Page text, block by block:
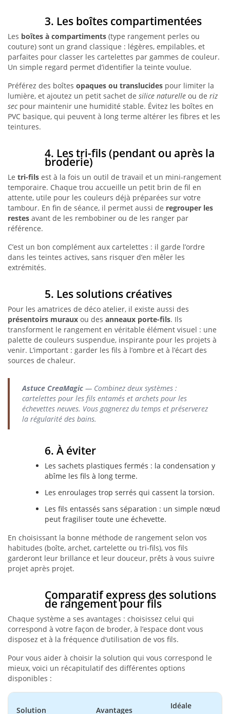
3. Les boîtes compartimentées
Les boîtes à compartiments (type rangement perles ou
couture) sont un grand classique : légères, empilables, et
parfaites pour classer les cartelettes par gammes de couleur.
Un simple regard permet d’identifier la teinte voulue.
Préférez des boîtes opaques ou translucides pour limiter la
lumière, et ajoutez un petit sachet de silice naturelle ou de riz
secpour maintenir une humidité stable. Évitez les boîtes en
PVC basique, qui peuvent à long terme altérer les fibres et les
teintures.
4. Les tri-fils (pendant ou après la
broderie)
Le tri-fils est à la fois un outil de travail et un mini-rangement
temporaire. Chaque trou accueille un petit brin de fil en
attente, utile pour les couleurs déjà préparées sur votre
tambour. En fin de séance, il permet aussi de regrouper les
restes avant de les rembobiner ou de les ranger par
référence.
C’est un bon complément aux cartelettes : il garde l’ordre
dans les teintes actives, sans risquer d’en mêler les
extrémités.
5. Les solutions créatives
Pour les amatrices de déco atelier, il existe aussi des
présentoirs muraux ou des anneaux porte-fils. Ils
transforment le rangement en véritable élément visuel : une
palette de couleurs suspendue, inspirante pour les projets à
venir. L’important : garder les fils à l’ombre et à l’écart des
sources de chaleur.
Astuce CreaMagic — Combinez deux systèmes :
cartelettes pour les fils entamés et archets pour les
échevettes neuves. Vous gagnerez du temps et préserverez
la régularité des bains.
6. À éviter
Les sachets plastiques fermés : la condensation y
abîme les fils à long terme.
Les enroulages trop serrés qui cassent la torsion.
Les fils entassés sans séparation : un simple nœud
peut fragiliser toute une échevette.
En choisissant la bonne méthode de rangement selon vos
habitudes (boîte, archet, cartelette ou tri-fils), vos fils
garderont leur brillance et leur douceur, prêts à vous suivre
projet après projet.
Comparatif express des solutions
de rangement pour fils
Chaque système a ses avantages : choisissez celui qui
correspond à votre façon de broder, à l’espace dont vous
disposez et à la fréquence d’utilisation de vos fils.
Pour vous aider à choisir la solution qui vous correspond le
mieux, voici un récapitulatif des différentes options
disponibles :
Solution Avantages
Idéale